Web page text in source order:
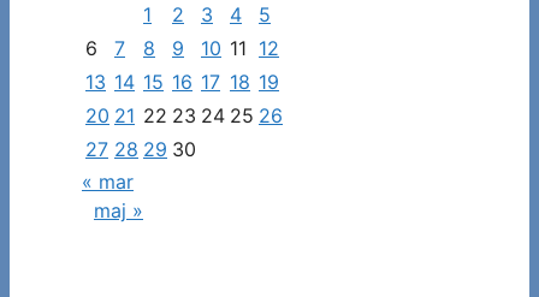
specifikke
indlæg
1
2 3 4
5
6
7 8 9 10 11 12
13 14 15 16 17 18 19
20 21 22 23 24 25 26
27 28 29 30
« mar
maj »